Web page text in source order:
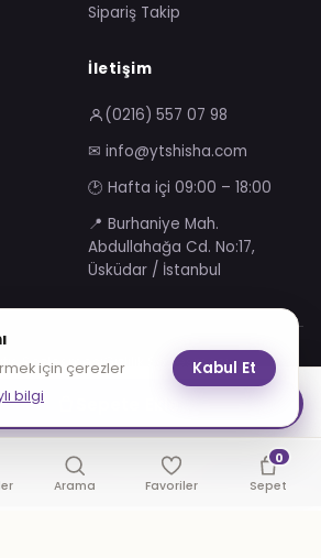
Sipariş Takip
İletişim
(0216) 557 07 98
✉ info@ytshisha.com
🕑 Hafta içi 09:00 – 18:00
📍 Burhaniye Mah.
Abdullahağa Cd. No:17,
Üsküdar / İstanbul
SözleşmesiGizlilik Sözleşmesi
Metni
Çerez Politikası
Shisha. Tüm hakları saklıdır.
Arama Favoriler
0
Sepet
için çerezler
bilgi
Kabul Et